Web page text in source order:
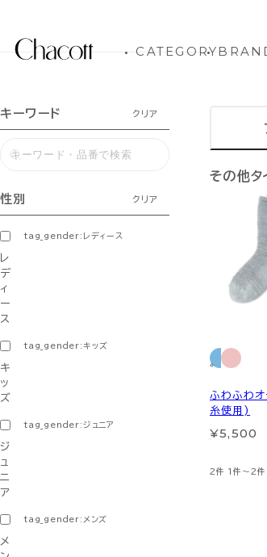
CATEGORY
キーワード クリア
性別 クリア
tag_gender:レディース
レ
デ
ィ
ー
ス
tag_gender:キッズ
キ
ッ
ズ
tag_gender:ジュニア
ジ
ュ
ニ
ア
tag_gender:メンズ
メ
その他タ
ふわふわオ
糸使用)
¥5,500
2件 1件～2件